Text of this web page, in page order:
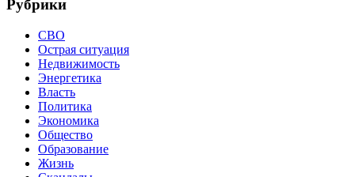
Рубрики
СВО
Острая ситуация
Недвижимость
Энергетика
Власть
Политика
Экономика
Общество
Образование
Жизнь